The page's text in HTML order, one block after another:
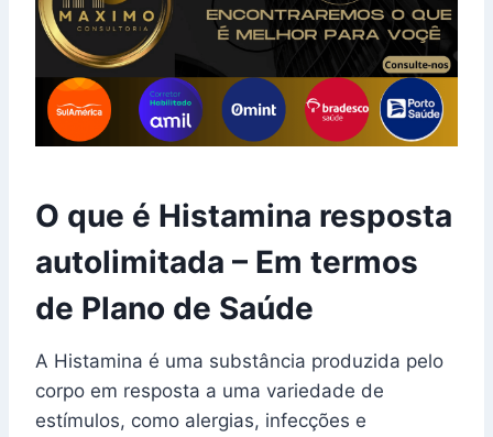
O que é Histamina resposta
autolimitada – Em termos
de Plano de Saúde
A Histamina é uma substância produzida pelo
corpo em resposta a uma variedade de
estímulos, como alergias, infecções e